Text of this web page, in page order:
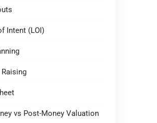
Intent (LOI)
vs Post-Money Valuation